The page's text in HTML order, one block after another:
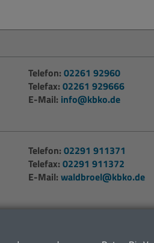
Telefon: 02261 92960
Telefax: 02261 929666
E-Mail: info@kbko.de
Telefon: 02291 911371
Telefax: 02291 911372
E-Mail: waldbroel@kbko.de